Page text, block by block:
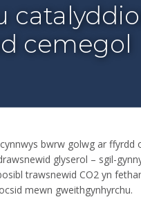
cemegol
bwrw golwg ar ffyrdd
glyserol – sgil-
trawsnewid CO2 yn
mewn gweithgynhyrchu.